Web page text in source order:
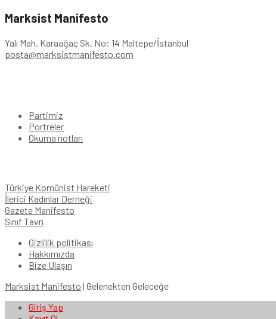
Marksist Manifesto
Yalı Mah. Karaağaç Sk. No: 14 Maltepe/İstanbul
posta@marksistmanifesto.com
Partimiz
Portreler
Okuma notları
Türkiye Komünist Hareketi
İlerici Kadınlar Derneği
Gazete Manifesto
Sınıf Tavrı
Gizlilik politikası
Hakkımızda
Bize Ulaşın
Marksist Manifesto | Gelenekten Geleceğe
Giriş Yap